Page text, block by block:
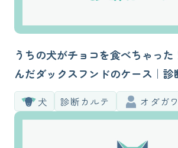
うちの犬がチョコを食べちゃっ
んだダックスフンドのケース｜診
犬 診断カルテ オダガ